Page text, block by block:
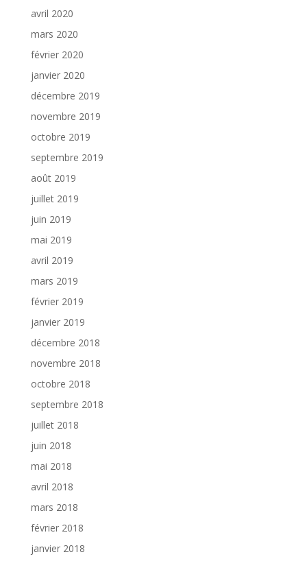
avril 2020
mars 2020
février 2020
janvier 2020
décembre 2019
novembre 2019
octobre 2019
septembre 2019
août 2019
juillet 2019
juin 2019
mai 2019
avril 2019
mars 2019
février 2019
janvier 2019
décembre 2018
novembre 2018
octobre 2018
septembre 2018
juillet 2018
juin 2018
mai 2018
avril 2018
mars 2018
février 2018
janvier 2018